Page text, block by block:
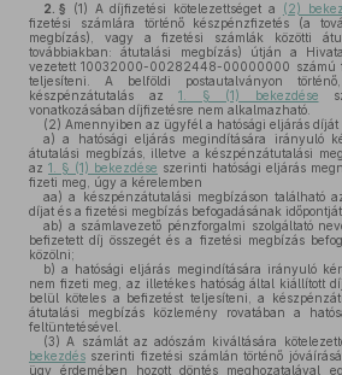
2. § (1) A díjfizetési kötelezettséget a (2)
fizetési számlára történő készpénzfizetés (a
megbízás), vagy a fizetési számlák közötti
továbbiakban: átutalási megbízás) útján a
vezetett 10032000-00282448-00000000 számú
teljesíteni. A belföldi postautalványon
készpénzátutalás az 1. § (1) bekezdése
vonatkozásában díjfizetésre nem alkalmazható.
(2) Amennyiben az ügyfél a hatósági eljárás díját
a) a hatósági eljárás megindítására irányuló
átutalási megbízás, illetve a készpénzátutalási
az 1. § (1) bekezdése szerinti hatósági eljárás
fizeti meg, úgy a kérelemben
aa) a készpénzátutalási megbízáson található
díjat és a fizetési megbízás befogadásának
ab) a számlavezető pénzforgalmi szolgáltató
befizetett díj összegét és a fizetési megbízás
közölni;
b) a hatósági eljárás megindítására irányuló
nem fizeti meg, az illetékes hatóság által kiállított
belül köteles a befizetést teljesíteni, a
átutalási megbízás közlemény rovatában a
feltüntetésével.
(3) A számlát az adószám kiváltására
bekezdés szerinti fizetési számlán történő
ügy érdemében hozott döntés meghozatalával